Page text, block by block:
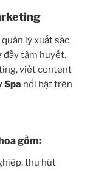
lý xuất sắc
đầy tâm huyết.
viết content
Spa nổi bật trên
gồm:
thu hút